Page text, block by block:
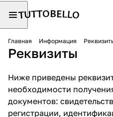
Главная Информация
Реквизиты
Ниже приведены
необходимости
документов:
регистрации,